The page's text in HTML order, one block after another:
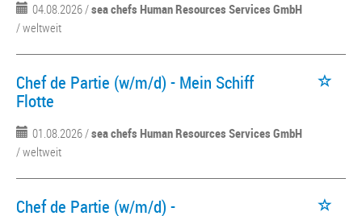
04.08.2026 /sea chefs Human Resources Services GmbH
/ weltweit
Chef de Partie (w/m/d) - Mein Schiff
Flotte
01.08.2026 /sea chefs Human Resources Services GmbH
/ weltweit
Chef de Partie (w/m/d) -